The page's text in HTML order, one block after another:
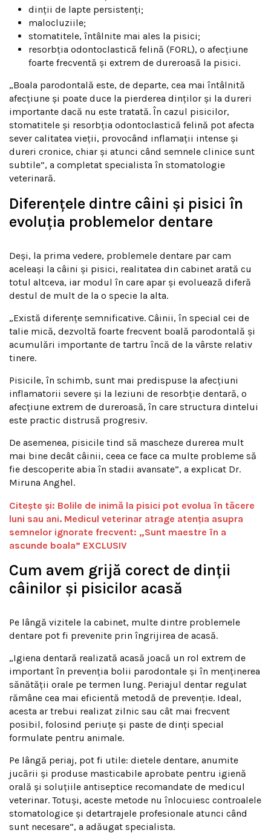
dinții de lapte persistenți;
malocluziile;
stomatitele, întâlnite mai ales la pisici;
resorbția odontoclastică felină (FORL), o afecțiune
foarte frecventă și extrem de dureroasă la pisici.
„Boala parodontală este, de departe, cea mai întâlnită
afecțiune și poate duce la pierderea dinților și la dureri
importante dacă nu este tratată. În cazul pisicilor,
stomatitele și resorbția odontoclastică felină pot afecta
sever calitatea vieții, provocând inflamații intense și
dureri cronice, chiar și atunci când semnele clinice sunt
subtile”, a completat specialista în stomatologie
veterinară.
Diferențele dintre câini și pisici în
evoluția problemelor dentare
Deși, la prima vedere, problemele dentare par cam
aceleași la câini și pisici, realitatea din cabinet arată cu
totul altceva, iar modul în care apar și evoluează diferă
destul de mult de la o specie la alta.
„Există diferențe semnificative. Câinii, în special cei de
talie mică, dezvoltă foarte frecvent boală parodontală și
acumulări importante de tartru încă de la vârste relativ
tinere.
Pisicile, în schimb, sunt mai predispuse la afecțiuni
inflamatorii severe și la leziuni de resorbție dentară, o
afecțiune extrem de dureroasă, în care structura dintelui
este practic distrusă progresiv.
De asemenea, pisicile tind să mascheze durerea mult
mai bine decât câinii, ceea ce face ca multe probleme să
fie descoperite abia în stadii avansate”, a explicat Dr.
Miruna Anghel.
Citește și: Bolile de inimă la pisici pot evolua în tăcere
luni sau ani. Medicul veterinar atrage atenția asupra
semnelor ignorate frecvent: „Sunt maestre în a
ascunde boala” EXCLUSIV
Cum avem grijă corect de dinții
câinilor și pisicilor acasă
Pe lângă vizitele la cabinet, multe dintre problemele
dentare pot fi prevenite prin îngrijirea de acasă.
„Igiena dentară realizată acasă joacă un rol extrem de
important în prevenția bolii parodontale și în menținerea
sănătății orale pe termen lung. Periajul dentar regulat
rămâne cea mai eficientă metodă de prevenție. Ideal,
acesta ar trebui realizat zilnic sau cât mai frecvent
posibil, folosind periuțe și paste de dinți special
formulate pentru animale.
Pe lângă periaj, pot fi utile: dietele dentare, anumite
jucării și produse masticabile aprobate pentru igienă
orală și soluțiile antiseptice recomandate de medicul
veterinar. Totuși, aceste metode nu înlocuiesc controalele
stomatologice și detartrajele profesionale atunci când
sunt necesare”, a adăugat specialista.